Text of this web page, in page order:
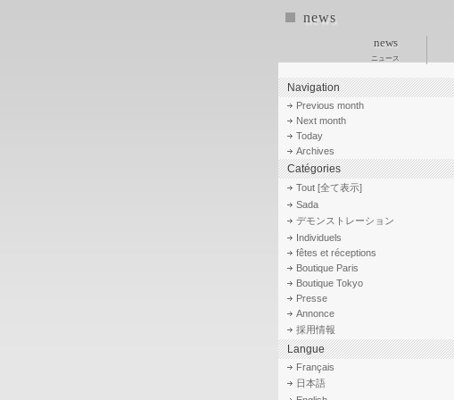
news
news
ニュース
Navigation
Previous month
Next month
Today
Archives
Catégories
Tout [全て表示]
Sada
デモンストレーション
Individuels
fêtes et réceptions
Boutique Paris
Boutique Tokyo
Presse
Annonce
採用情報
Langue
Français
日本語